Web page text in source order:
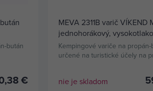
bután
€
MEVA 2311B varič VÍKEND
jednohorákový,
Kempingové variče na propán-
určené na turistické účely na
nie je skladom